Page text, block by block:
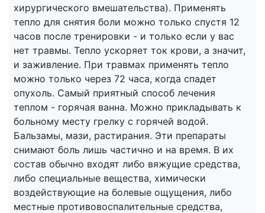
хирургического вмешательства). Применять
тепло для снятия боли можно только спустя 12
часов после тренировки - и только если у вас
нет травмы. Тепло ускоряет ток крови, а значит,
и заживление. При травмах применять тепло
можно только через 72 часа, когда спадет
опухоль. Самый приятный способ лечения
теплом - горячая ванна. Можно прикладывать к
больному месту грелку с горячей водой.
Бальзамы, мази, растирания. Эти препараты
снимают боль лишь частично и на время. В их
состав обычно входят либо вяжущие средства,
либо специальные вещества, химически
воздействующие на болевые ощущения, либо
местные противовоспалительные средства,